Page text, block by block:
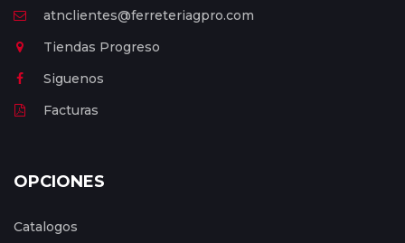
atnclientes@ferreteriagpro.com
Tiendas Progreso
Siguenos
Facturas
OPCIONES
Catalogos